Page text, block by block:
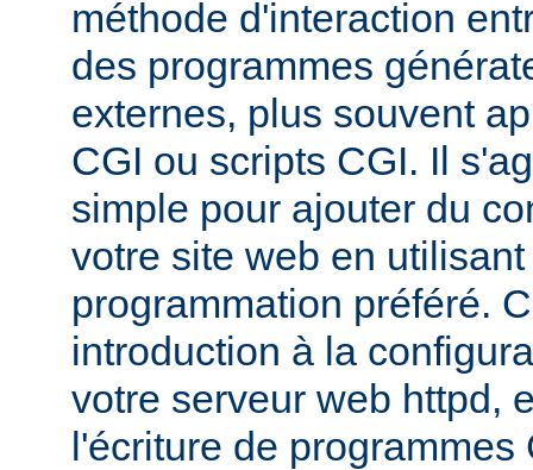
méthode d'interaction
des programmes
externes, plus souvent
CGI ou scripts CGI. Il
simple pour ajouter du
votre site web en
programmation préféré.
introduction à la
votre serveur web httpd,
l'écriture de programmes